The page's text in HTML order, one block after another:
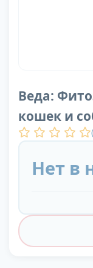
Веда:
кошек и
(
Нет в